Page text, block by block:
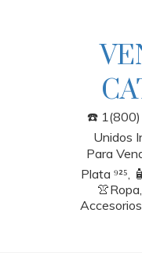
☎️ 1(800)
Unidos
Para
Plata ⁹²⁵,